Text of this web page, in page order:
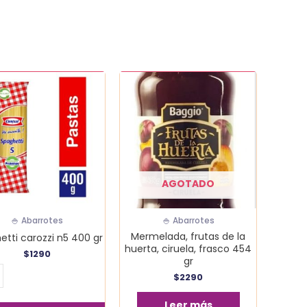
🍚 Abarrotes
carozzi n5 400 gr
$1290
AGOTADO
🍚 Abarrotes
Mermelada, frutas de la
huerta, ciruela, frasco 454
gr
$2290